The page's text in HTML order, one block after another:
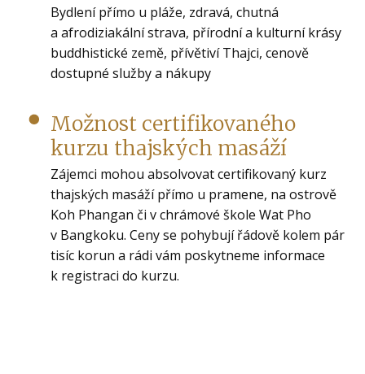
Bydlení přímo u pláže, zdravá, chutná
a afrodiziakální strava, přírodní a kulturní krásy
buddhistické země, přívětiví Thajci, cenově
dostupné služby a nákupy
Možnost certifikovaného
kurzu thajských masáží
Zájemci mohou absolvovat certifikovaný kurz
thajských masáží přímo u pramene, na ostrově
Koh Phangan či v chrámové škole Wat Pho
v Bangkoku. Ceny se pohybují řádově kolem pár
tisíc korun a rádi vám poskytneme informace
k registraci do kurzu.